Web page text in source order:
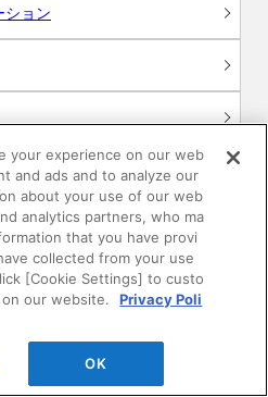
ション
イト
your experience on our web
and ads and to analyze our
about your use of our web
analytics partners, who ma
that you have provi
collected from your use
[Cookie Settings] to custo
our website.
Privacy Poli
OK